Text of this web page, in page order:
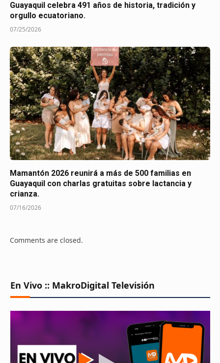
Guayaquil celebra 491 años de historia, tradición y
orgullo ecuatoriano.
07/25/2026
Mamantón 2026 reunirá a más de 500 familias en
Guayaquil con charlas gratuitas sobre lactancia y
crianza.
07/16/2026
Comments are closed.
En Vivo :: MakroDigital Televisión